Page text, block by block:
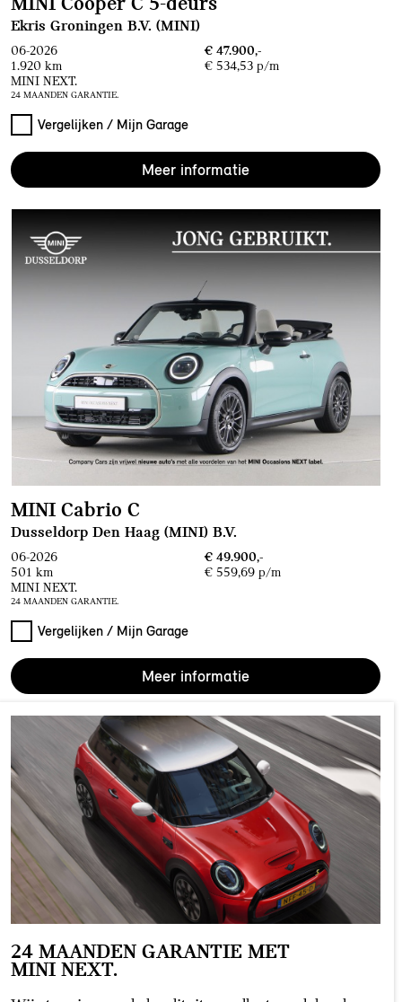
Ekris Groningen B.V. (MINI)
06-2026
€ 47.900,-
1.920 km
€ 534,53 p/m
MINI NEXT.
24 MAANDEN GARANTIE.
Vergelijken / Mijn Garage
Meer informatie
MINI Cabrio C
Dusseldorp Den Haag (MINI) B.V.
06-2026
€ 49.900,-
501 km
€ 559,69 p/m
MINI NEXT.
24 MAANDEN GARANTIE.
Vergelijken / Mijn Garage
Meer informatie
24 MAANDEN GARANTIE MET
MINI NEXT.